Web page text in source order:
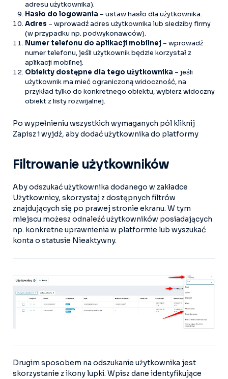
adresu użytkownika).
Hasło do logowania – ustaw hasło dla użytkownika.
Adres – wprowadź adres użytkownika lub siedziby firmy
(w przypadku np. podwykonawców).
Numer telefonu do aplikacji mobilnej – wprowadź
numer telefonu, jeśli użytkownik będzie korzystał z
aplikacji mobilnej.
Obiekty dostępne dla tego użytkownika – jeśli
użytkownik ma mieć ograniczoną widoczność, na
przykład tylko do konkretnego obiektu, wybierz widoczny
obiekt z listy rozwijalnej.
Po wypełnieniu wszystkich wymaganych pól kliknij
Zapisz i wyjdź, aby dodać użytkownika do platformy
Filtrowanie użytkowników
Aby odszukać użytkownika dodanego w zakładce
Użytkownicy, skorzystaj z dostępnych filtrów
znajdujących się po prawej stronie ekranu. W tym
miejscu możesz odnaleźć użytkowników posiadających
np. konkretne uprawnienia w platformie lub wyszukać
konta o statusie Nieaktywny.
Drugim sposobem na odszukanie użytkownika jest
skorzystanie z ikony lupki. Wpisz dane identyfikujące